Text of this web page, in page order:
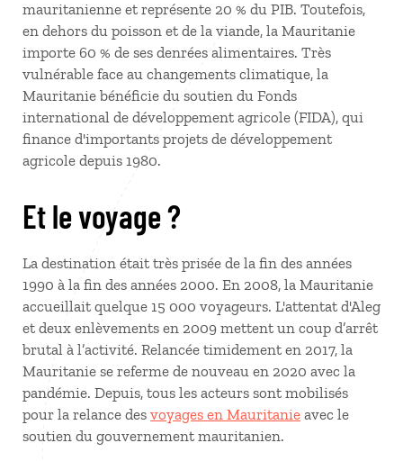
mauritanienne et représente 20 % du PIB. Toutefois,
en dehors du poisson et de la viande, la Mauritanie
importe 60 % de ses denrées alimentaires. Très
vulnérable face au changements climatique, la
Mauritanie bénéficie du soutien du Fonds
international de développement agricole (FIDA), qui
finance d'importants projets de développement
agricole depuis 1980.
Et le voyage ?
La destination était très prisée de la fin des années
1990 à la fin des années 2000. En 2008, la Mauritanie
accueillait quelque 15 000 voyageurs. L'attentat d'Aleg
et deux enlèvements en 2009 mettent un coup d’arrêt
brutal à l’activité. Relancée timidement en 2017, la
Mauritanie se referme de nouveau en 2020 avec la
pandémie. Depuis, tous les acteurs sont mobilisés
pour la relance des voyages en Mauritanie avec le
soutien du gouvernement mauritanien.